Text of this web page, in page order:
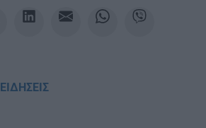
ΕΙΔΗΣΕΙΣ